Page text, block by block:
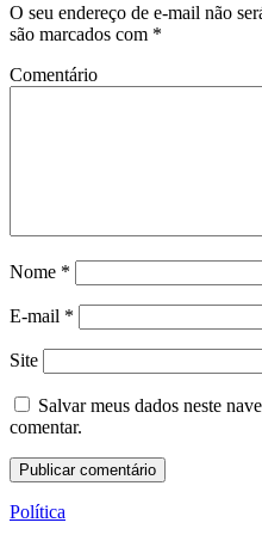
O seu endereço de e-mail não
são marcados com *
Comentário
Nome *
E-mail *
Site
Salvar meus dados neste
comentar.
Política